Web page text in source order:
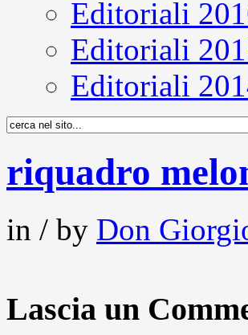
Editoriali
Editoriali
Editoriali
riquadro
in / by Don
Lascia un